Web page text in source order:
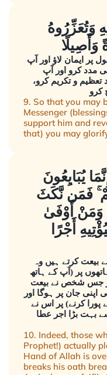
وَتُعَزِّرُوهُ
پر ایمان لاؤ اور آپ
مدد کرو اور آپ
و تکریم کرو،
کرو
9. So that you may
Messenger
support him and
that) you may
يُبَايِعُونَ
فَمَن نَّكَثَ
وَمَنْ أَوْفَىٰ
أَجْرًا
کرتے ہیں وہ
پر (آپ کے ہاتھ
جس شخص نے بیعت
اپنی جان پر ہوگا اور
کرنے) پر اس نے
بہت بڑا اجر عطا
10. Indeed, those
Prophet!) actually
Hand of Allah is
breaks his oath